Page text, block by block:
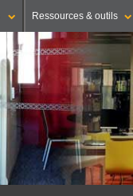
Ressources & outils